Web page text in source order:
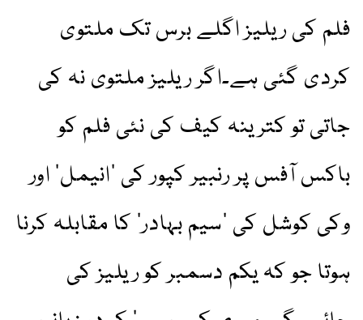
فلم کی ریلیز اگلے برس تک ملتوی
کردی گئی ہے۔اگر ریلیز ملتوی نہ کی
جاتی تو کترینہ کیف کی نئی فلم کو
باکس آفس پر رنبیر کپور کی ’انیمل‘ اور
وکی کوشل کی ’سیم بہادر‘ کا مقابلہ کرنا
ہوتا جو کہ یکم دسمبر کو ریلیز کی